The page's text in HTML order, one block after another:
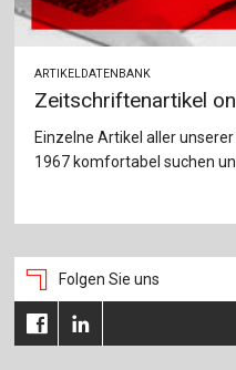
ARTIKELDATENBANK
Zeitschriftenartikel
Einzelne Artikel aller
1967 komfortabel suchen
Folgen Sie uns